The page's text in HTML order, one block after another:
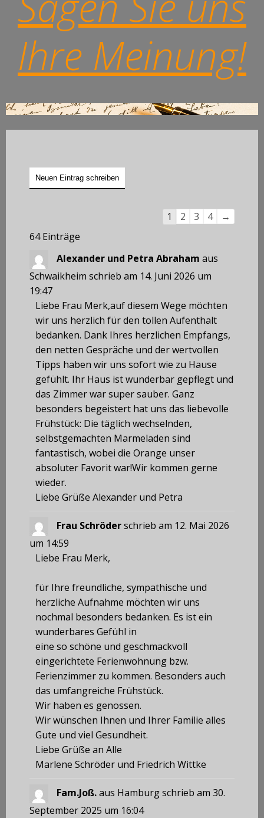
Ihre Meinung!
Navigation
1 2 3 4
→
64 Einträge
Alexander und Petra Abraham aus
Schwaikheim schrieb am 14. Juni 2026 um
19:47
Liebe Frau Merk,auf diesem Wege möchten
wir uns herzlich für den tollen Aufenthalt
bedanken. Dank Ihres herzlichen Empfangs,
den netten Gespräche und der wertvollen
Tipps haben wir uns sofort wie zu Hause
gefühlt. Ihr Haus ist wunderbar gepflegt und
das Zimmer war super sauber. Ganz
besonders begeistert hat uns das liebevolle
Frühstück: Die täglich wechselnden,
selbstgemachten Marmeladen sind
fantastisch, wobei die Orange unser
absoluter Favorit war!Wir kommen gerne
wieder.
Liebe Grüße Alexander und Petra
Frau Schröderschrieb am 12. Mai 2026
um 14:59
Liebe Frau Merk,
für Ihre freundliche, sympathische und
herzliche Aufnahme möchten wir uns
nochmal besonders bedanken. Es ist ein
wunderbares Gefühl in
eine so schöne und geschmackvoll
eingerichtete Ferienwohnung bzw.
Ferienzimmer zu kommen. Besonders auch
das umfangreiche Frühstück.
Wir haben es genossen.
Wir wünschen Ihnen und Ihrer Familie alles
Gute und viel Gesundheit.
Liebe Grüße an Alle
Marlene Schröder und Friedrich Wittke
Fam.Joß.aus Hamburgschrieb am 30.
September 2025 um 16:04